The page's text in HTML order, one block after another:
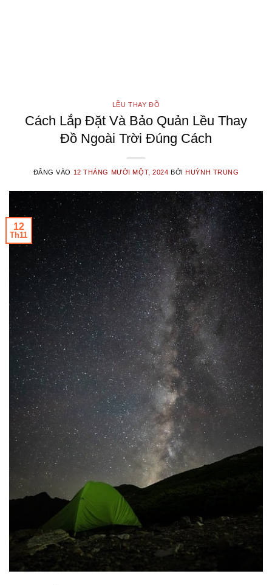
LỀU THAY ĐỒ
Cách Lắp Đặt Và Bảo Quản Lều Thay
Đồ Ngoài Trời Đúng Cách
ĐĂNG VÀO 12 THÁNG MƯỜI MỘT, 2024 BỞIHUỲNH TRUNG
12
Th11